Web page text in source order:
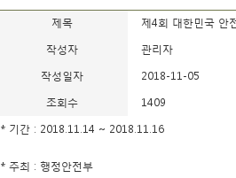
제목 제4회 대한민국 안
작성자 관리자
작성일자 2018-11-05
조회수 1409
* 기간 : 2018.11.14 ~ 2018.11.16
* 주최 : 행정안전부